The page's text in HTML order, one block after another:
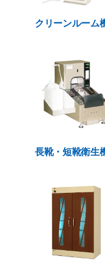
クリーンルーム
長靴・短靴衛生